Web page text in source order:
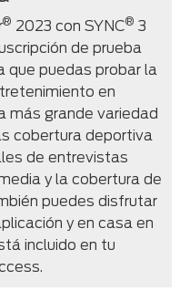
® 2023 con SYNC® 3
de prueba
que puedas probar la
en
más grande variedad
cobertura deportiva
de entrevistas
y la cobertura de
puedes disfrutar
y en casa en
incluido en tu